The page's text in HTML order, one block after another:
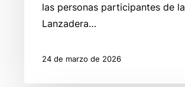
las personas participantes de la
Lanzadera…
24 de marzo de 2026